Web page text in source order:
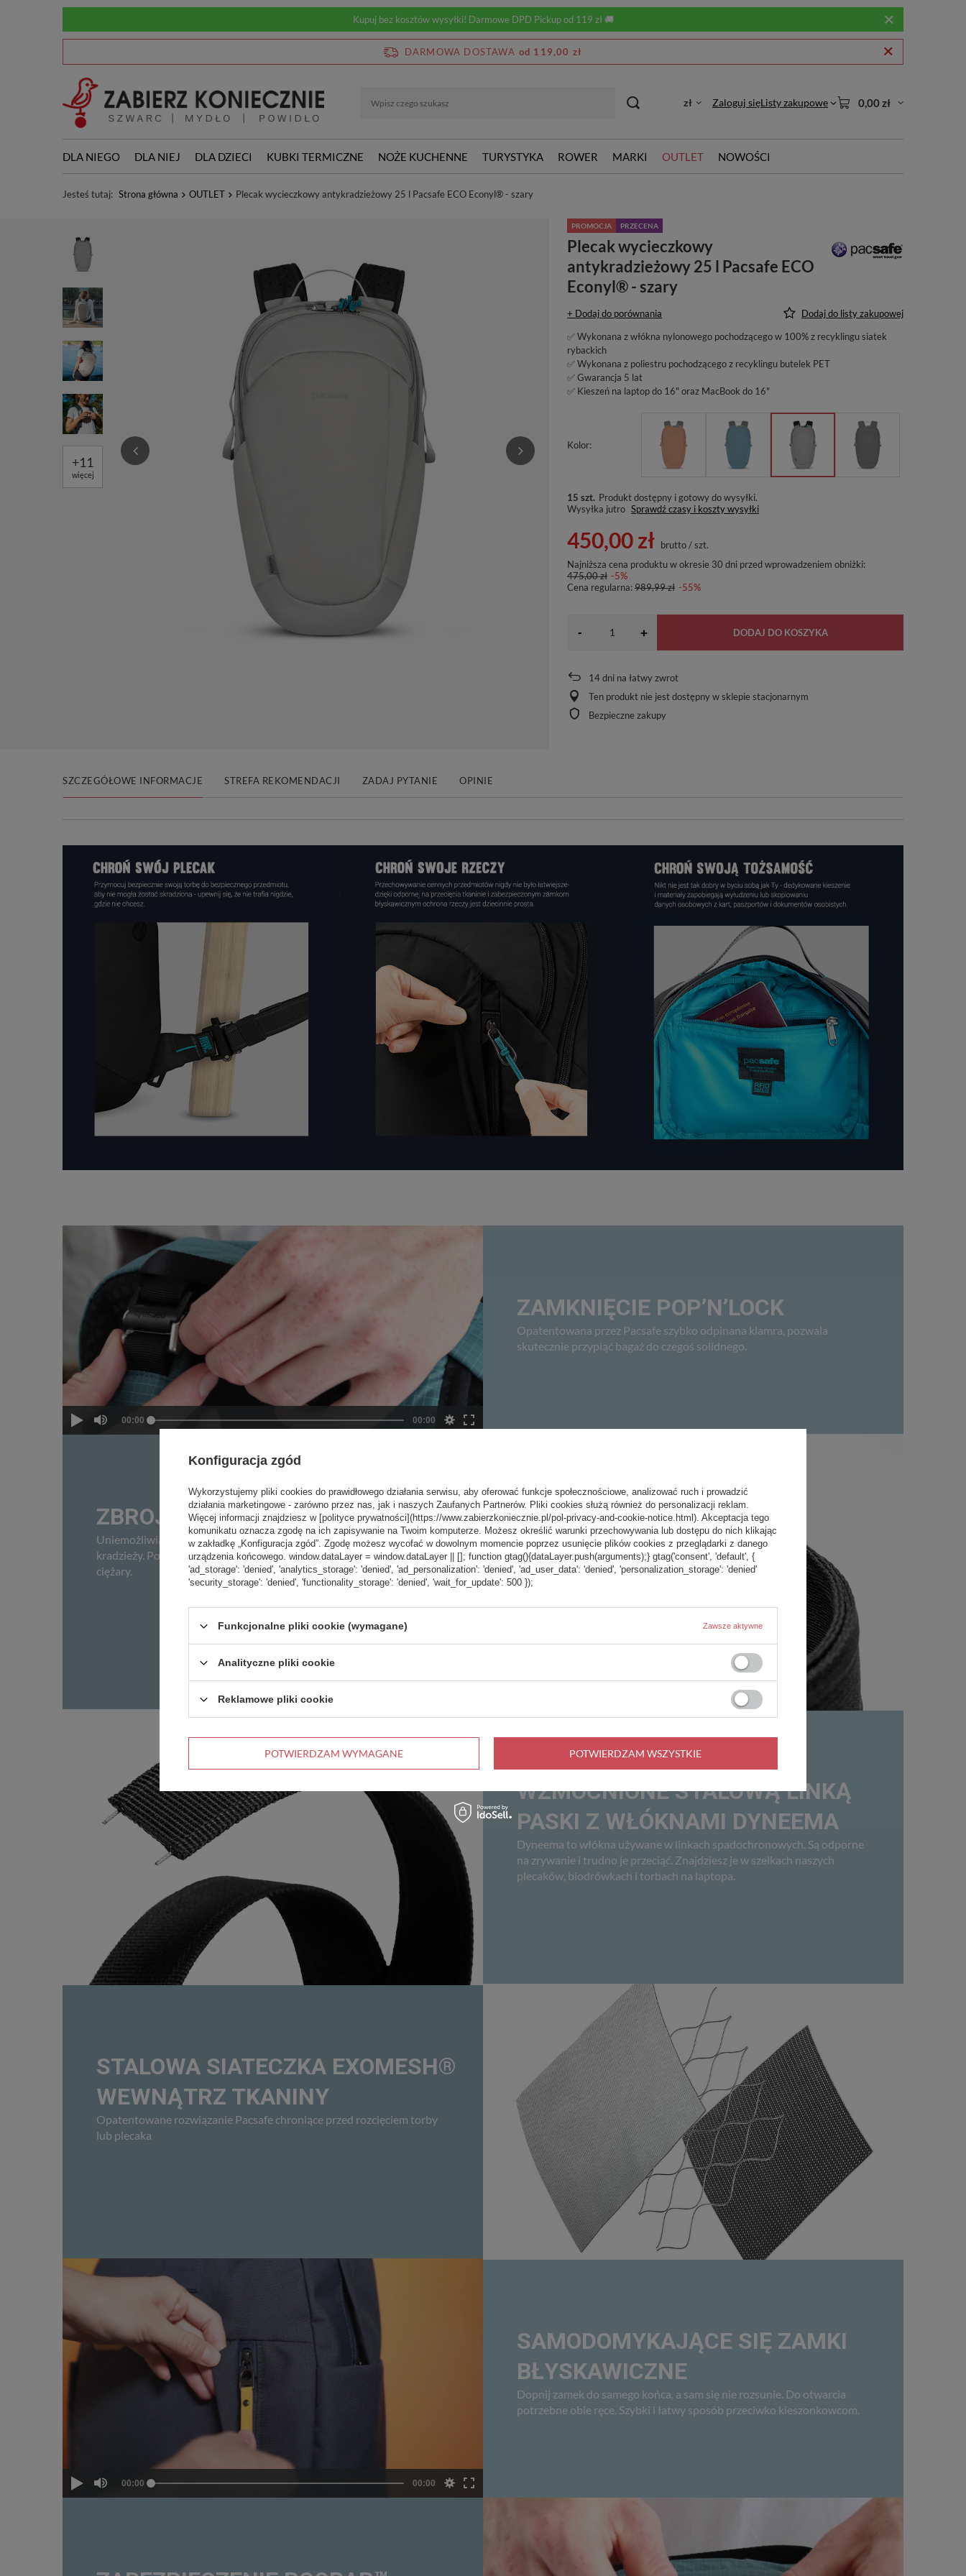
Kupuj bez kosztów wysyłki! Darmowe DPD Pickup od 119 zł 🚚
DARMOWA DOSTAWA od 119,00 zł
zł Zaloguj sięListy zakupowe 0,00 zł
DLA NIEGO DLA NIEJ DLA DZIECI KUBKI TERMICZNE NOŻE KUCHENNE TURYSTYKA ROWER MARKI OUTLET NOWOŚCI
Jesteś tutaj: Strona główna OUTLET Plecak wycieczkowy antykradzieżowy 25 l Pacsafe ECO Econyl® - szary
+11
więcej
PROMOCJA PRZECENA
Plecak wycieczkowy
antykradzieżowy 25 l Pacsafe ECO
Econyl® - szary
+ Dodaj do porównania
Dodaj do listy zakupowej
✅ Wykonana z włókna nylonowego pochodzącego w 100% z recyklingu siatek
rybackich
✅ Wykonana z poliestru pochodzącego z recyklingu butelek PET
✅ Gwarancja 5 lat
✅ Kieszeń na laptop do 16" oraz MacBook do 16"
Kolor
15 szt. Produkt dostępny i gotowy do wysyłki
Wysyłka jutro Sprawdź czasy i koszty wysyłki
450,00 zł brutto/szt.
Najniższa cena produktu w okresie 30 dni przed wprowadzeniem obniżki:
475,00 zł -5%
Cena regularna:989,99 zł -55%
- + DODAJ DO KOSZYKA
14dni na łatwy zwrot
Ten produkt nie jest dostępny w sklepie stacjonarnym
Bezpieczne zakupy
SZCZEGÓŁOWE INFORMACJE STREFA REKOMENDACJI ZADAJ PYTANIE OPINIE
ZAMKNIĘCIE POP’N’LOCK
Opatentowana przez Pacsafe szybko odpinana klamra, pozwala
skutecznie przypiąć bagaż do czegoś solidnego.
ZBROJONE STALOWĄ LINKĄ PASKI
Uniemożliwiają kradzież polegającą na ich przecięciu i ucieczce z miejsca
kradzieży. Ponadto pozwalają bezpiecznie przenosić w torbie większe
ciężary.
WZMOCNIONE STALOWĄ LINKĄ
PASKI Z WŁÓKNAMI DYNEEMA
Dyneema to włókna używane w linkach spadochronowych. Są odporne
na zrywanie i trudno je przeciąć. Znajdziesz je w szelkach naszych
plecaków, biodrówkach i torbach na laptopa.
STALOWA SIATECZKA EXOMESH®
WEWNĄTRZ TKANINY
Opatentowane rozwiązanie Pacsafe chroniące przed rozcięciem torby
lub plecaka
SAMODOMYKAJĄCE SIĘ ZAMKI
BŁYSKAWICZNE
Dopnij zamek do samego końca, a sam się nie rozsunie. Do otwarcia
potrzebne obie ręce. Szybki i łatwy sposób przeciwko kieszonkowcom.
Konfiguracja zgód
Wykorzystujemy pliki cookies do prawidłowego działania serwisu, aby oferować funkcje społecznościowe, analizować ruch i prowadzić
działania marketingowe - zarówno przez nas, jak i naszych Zaufanych Partnerów. Pliki cookies służą również do personalizacji reklam.
Więcej informacji znajdziesz w [polityce prywatności](https://www.zabierzkoniecznie.pl/pol-privacy-and-cookie-notice.html). Akceptacja tego
komunikatu oznacza zgodę na ich zapisywanie na Twoim komputerze. Możesz określić warunki przechowywania lub dostępu do nich klikając
w zakładkę „Konfiguracja zgód”. Zgodę możesz wycofać w dowolnym momencie poprzez usunięcie plików cookies z przeglądarki z danego
urządzenia końcowego. window.dataLayer = window.dataLayer || []; function gtag(){dataLayer.push(arguments);} gtag('consent', 'default', {
'ad_storage': 'denied', 'analytics_storage': 'denied', 'ad_personalization': 'denied', 'ad_user_data': 'denied', 'personalization_storage': 'denied'
'security_storage': 'denied', 'functionality_storage': 'denied', 'wait_for_update': 500 });
Funkcjonalne pliki cookie (wymagane) Zawsze aktywne
Analityczne pliki cookie
Reklamowe pliki cookie
POTWIERDZAM WYMAGANE POTWIERDZAM WSZYSTKIE